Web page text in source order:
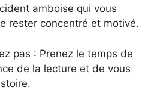
amboise qui vous
rester concentré et motivé.
pas : Prenez le temps de
de la lecture et de vous